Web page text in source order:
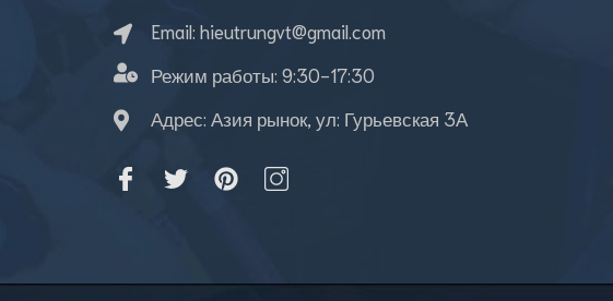
Email: hieutrungvt@gmail.com
Режим работы: 9:30-17:30
Адрес: Азия рынок, ул: Гурьевская 3А